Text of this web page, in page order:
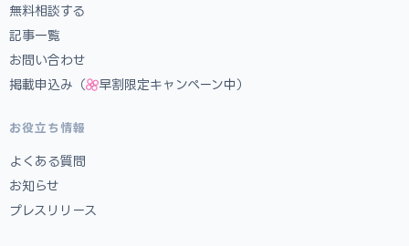
無料相談する
記事一覧
お問い合わせ
掲載申込み（
早割限定キャンペーン中）
お役立ち情報
よくある質問
お知らせ
プレスリリース